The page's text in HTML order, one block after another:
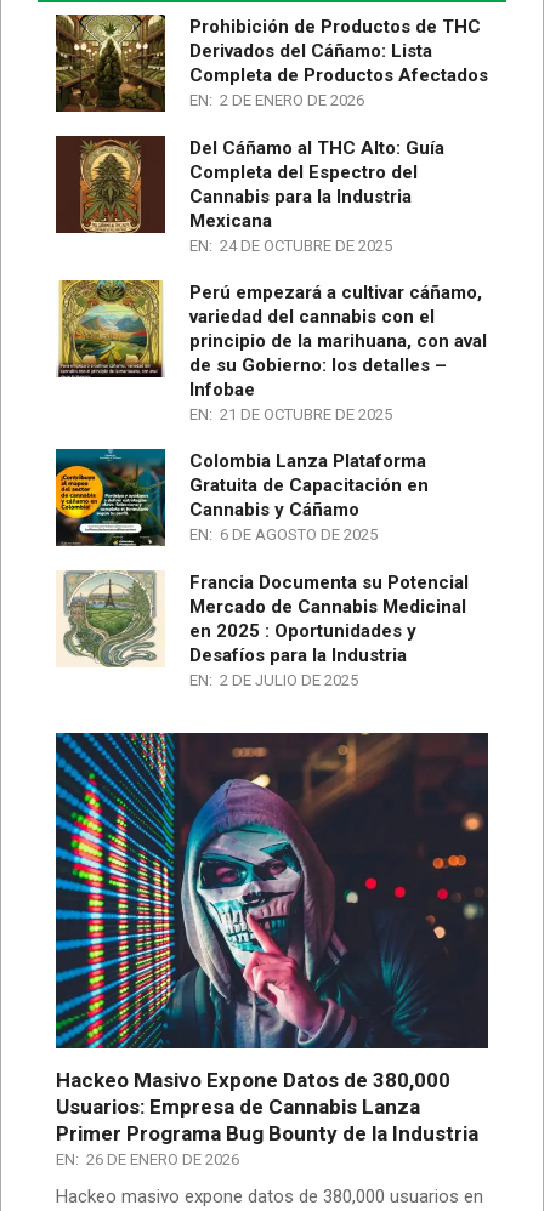
Prohibición de Productos de THC
Derivados del Cáñamo: Lista
Completa de Productos Afectados
EN: 2 DE ENERO DE 2026
Del Cáñamo al THC Alto: Guía
Completa del Espectro del
Cannabis para la Industria
Mexicana
EN: 24 DE OCTUBRE DE 2025
Perú empezará a cultivar cáñamo,
variedad del cannabis con el
principio de la marihuana, con aval
de su Gobierno: los detalles –
Infobae
EN: 21 DE OCTUBRE DE 2025
Colombia Lanza Plataforma
Gratuita de Capacitación en
Cannabis y Cáñamo
EN: 6 DE AGOSTO DE 2025
Francia Documenta su Potencial
Mercado de Cannabis Medicinal
en 2025 : Oportunidades y
Desafíos para la Industria
EN: 2 DE JULIO DE 2025
Hackeo Masivo Expone Datos de 380,000
Usuarios: Empresa de Cannabis Lanza
Primer Programa Bug Bounty de la Industria
EN: 26 DE ENERO DE 2026
Hackeo masivo expone datos de 380,000 usuarios en